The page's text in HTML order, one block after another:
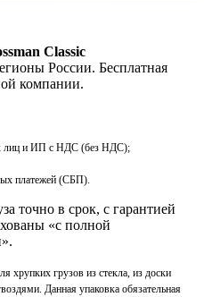
Classic
России. Бесплатная
компании.
лиц и ИП с НДС (без НДС);
платежей (СБП).
точно в срок, с гарантией
«с полной
хрупких грузов из стекла, из доски
Данная упаковка обязательная